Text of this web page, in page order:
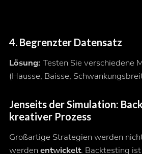
4. Begrenzter Datensatz
Lösung: Testen Sie verschiedene
(Hausse, Baisse,
Jenseits der Simulation:
kreativer Prozess
Großartige Strategien werden
werden entwickelt. Backtesting